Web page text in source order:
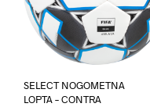
SELECT NOGOMETNA
LOPTA – CONTRA